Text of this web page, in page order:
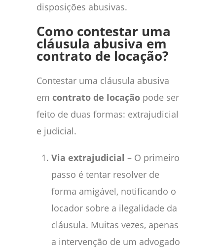
disposições abusivas.
Como contestar uma
cláusula abusiva em
contrato de locação?
Contestar uma cláusula abusiva
em contrato de locação pode ser
feito de duas formas: extrajudicial
e judicial.
Via extrajudicial – O primeiro
passo é tentar resolver de
forma amigável, notificando o
locador sobre a ilegalidade da
cláusula. Muitas vezes, apenas
a intervenção de um advogado